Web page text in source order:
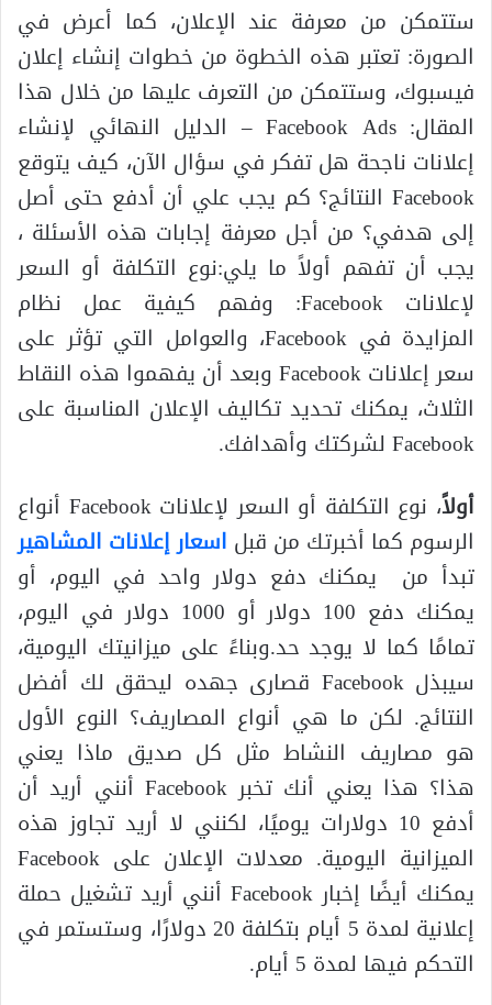
ستتمكن من معرفة عند الإعلان، كما أعرض في
الصورة: تعتبر هذه الخطوة من خطوات إنشاء إعلان
فيسبوك، وستتمكن من التعرف عليها من خلال هذا
المقال: Facebook Ads – الدليل النهائي لإنشاء
إعلانات ناجحة هل تفكر في سؤال الآن، كيف يتوقع
Facebook النتائج؟ كم يجب علي أن أدفع حتى أصل
إلى هدفي؟ من أجل معرفة إجابات هذه الأسئلة ،
يجب أن تفهم أولاً ما يلي:نوع التكلفة أو السعر
لإعلانات Facebook: وفهم كيفية عمل نظام
المزايدة في Facebook، والعوامل التي تؤثر على
سعر إعلانات Facebook وبعد أن يفهموا هذه النقاط
الثلاث، يمكنك تحديد تكاليف الإعلان المناسبة على
Facebook لشركتك وأهدافك.
أولاً
، نوع التكلفة أو السعر لإعلانات Facebook أنواع
الرسوم كما أخبرتك من قبل اسعار إعلانات المشاهير
تبدأ من يمكنك دفع دولار واحد في اليوم، أو
يمكنك دفع 100 دولار أو 1000 دولار في اليوم،
تمامًا كما لا يوجد حد.وبناءً على ميزانيتك اليومية،
سيبذل Facebook قصارى جهده ليحقق لك أفضل
النتائج. لكن ما هي أنواع المصاريف؟ النوع الأول
هو مصاريف النشاط مثل كل صديق ماذا يعني
هذا؟ هذا يعني أنك تخبر Facebook أنني أريد أن
أدفع 10 دولارات يوميًا، لكنني لا أريد تجاوز هذه
الميزانية اليومية. معدلات الإعلان على Facebook
يمكنك أيضًا إخبار Facebook أنني أريد تشغيل حملة
إعلانية لمدة 5 أيام بتكلفة 20 دولارًا، وستستمر في
التحكم فيها لمدة 5 أيام.